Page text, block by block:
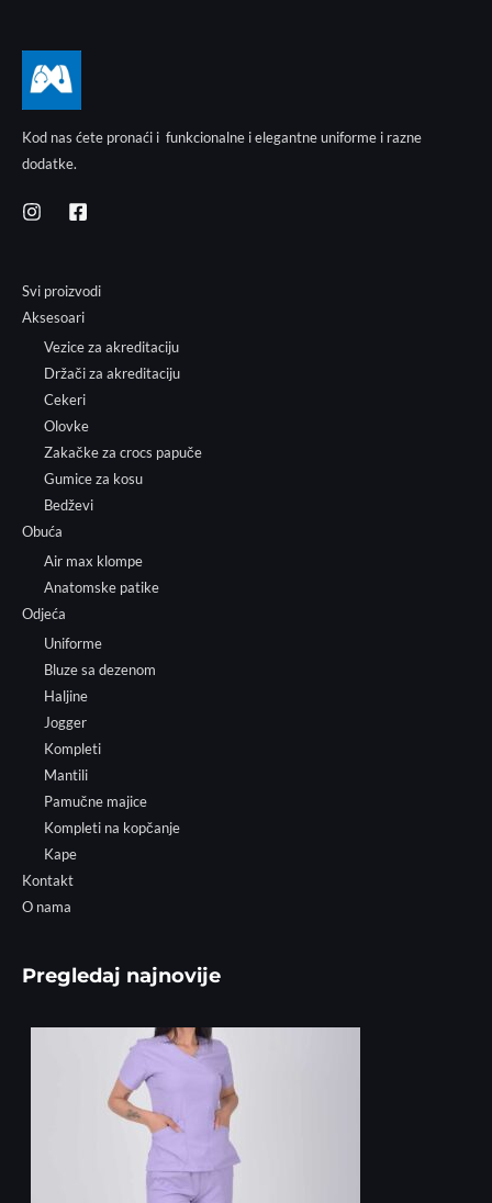
Kod nas ćete pronaći i funkcionalne i elegantne uniforme i razne
dodatke.
Svi proizvodi
Aksesoari
Vezice za akreditaciju
Držači za akreditaciju
Cekeri
Olovke
Zakačke za crocs papuče
Gumice za kosu
Bedževi
Obuća
Air max klompe
Anatomske patike
Odjeća
Uniforme
Bluze sa dezenom
Haljine
Jogger
Kompleti
Mantili
Pamučne majice
Kompleti na kopčanje
Kape
Kontakt
O nama
Pregledaj najnovije